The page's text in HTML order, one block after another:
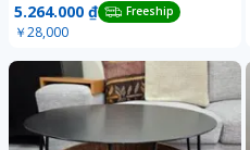
5.264.000 ₫ Freeship
￥28,000